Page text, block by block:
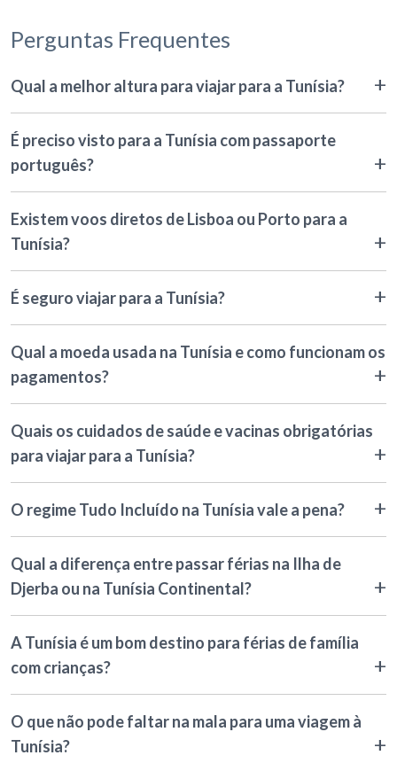
Perguntas Frequentes
Qual a melhor altura para viajar para a Tunísia?
É preciso visto para a Tunísia com passaporte
português?
Existem voos diretos de Lisboa ou Porto para a
Tunísia?
É seguro viajar para a Tunísia?
Qual a moeda usada na Tunísia e como funcionam os
pagamentos?
Quais os cuidados de saúde e vacinas obrigatórias
para viajar para a Tunísia?
O regime Tudo Incluído na Tunísia vale a pena?
Qual a diferença entre passar férias na Ilha de
Djerba ou na Tunísia Continental?
A Tunísia é um bom destino para férias de família
com crianças?
O que não pode faltar na mala para uma viagem à
Tunísia?